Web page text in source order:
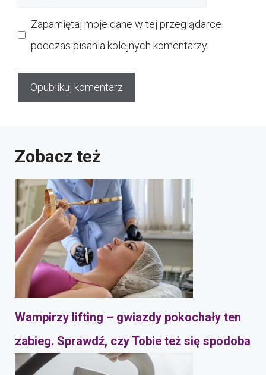
Zapamiętaj moje dane w tej przeglądarce
podczas pisania kolejnych komentarzy.
Zobacz też
Wampirzy lifting – gwiazdy pokochały ten
zabieg. Sprawdź, czy Tobie też się spodoba